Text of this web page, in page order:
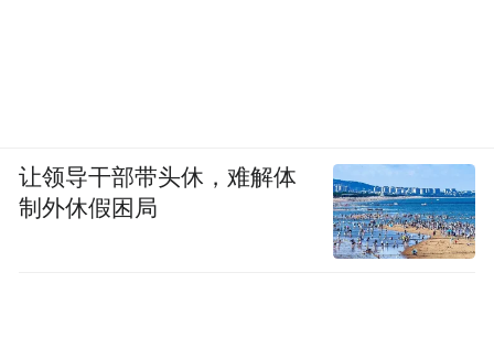
让领导干部带头休，难解体
制外休假困局